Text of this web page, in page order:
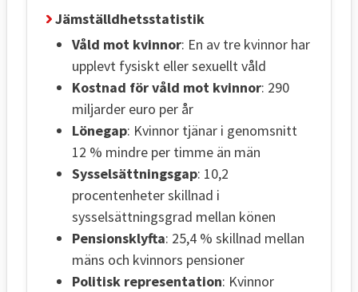
Jämställdhetsstatistik
Våld mot kvinnor: En av tre kvinnor har
upplevt fysiskt eller sexuellt våld
Kostnad för våld mot kvinnor: 290
miljarder euro per år
Lönegap: Kvinnor tjänar i genomsnitt
12 % mindre per timme än män
Sysselsättningsgap: 10,2
procentenheter skillnad i
sysselsättningsgrad mellan könen
Pensionsklyfta: 25,4 % skillnad mellan
mäns och kvinnors pensioner
Politisk representation: Kvinnor